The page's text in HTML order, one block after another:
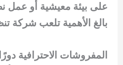
على بيئة معيشية أو عمل
بالغ الأهمية تلعب شركة
المفروشات الاحترافية